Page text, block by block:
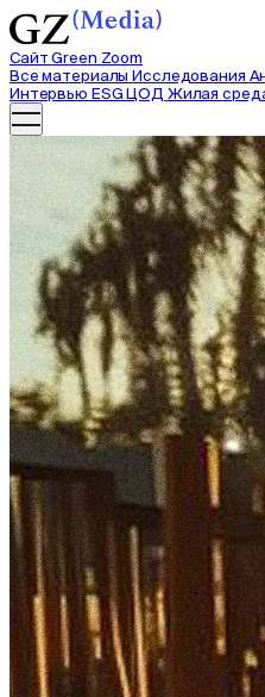
Сайт Green Zoom
Все материалыИсследования
Интервью ESG ЦОД Жилая